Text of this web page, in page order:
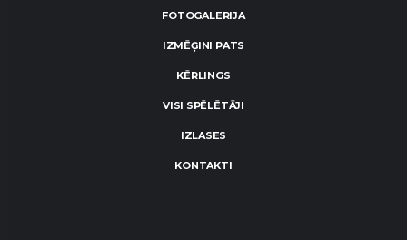
FOTOGALERIJA
IZMĒĢINI PATS
KĒRLINGS
VISI SPĒLĒTĀJI
IZLASES
KONTAKTI